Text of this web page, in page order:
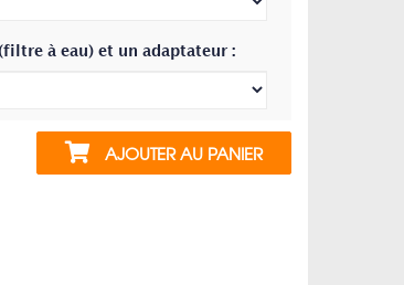
à eau) et un adaptateur :
AJOUTER AU PANIER